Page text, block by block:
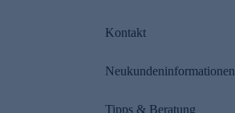
Kontakt
Neukundeninformationen
Tipps & Beratung